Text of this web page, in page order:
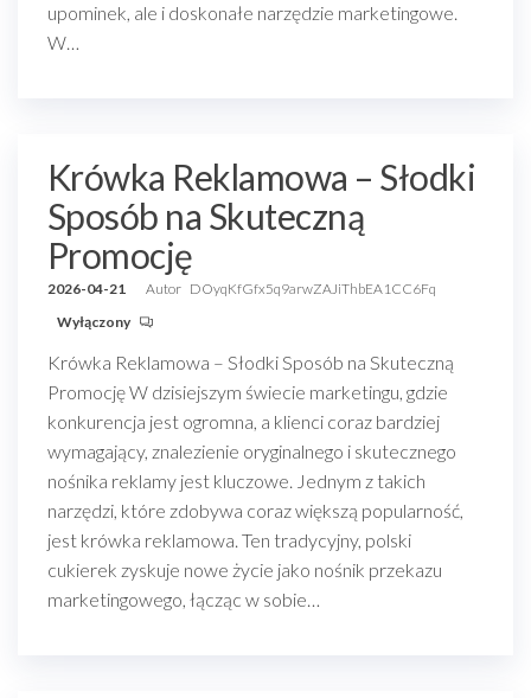
upominek, ale i doskonałe narzędzie marketingowe.
W…
Krówka Reklamowa – Słodki
Sposób na Skuteczną
Promocję
2026-04-21 Autor DOyqKfGfx5q9arwZAJiThbEA1CC6Fq
Wyłączony
Krówka Reklamowa – Słodki Sposób na Skuteczną
Promocję W dzisiejszym świecie marketingu, gdzie
konkurencja jest ogromna, a klienci coraz bardziej
wymagający, znalezienie oryginalnego i skutecznego
nośnika reklamy jest kluczowe. Jednym z takich
narzędzi, które zdobywa coraz większą popularność,
jest krówka reklamowa. Ten tradycyjny, polski
cukierek zyskuje nowe życie jako nośnik przekazu
marketingowego, łącząc w sobie…